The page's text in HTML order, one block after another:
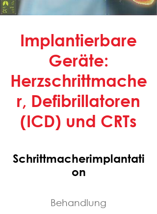
Implantierbare
Geräte:
Herzschrittmache
r, Defibrillatoren
(ICD) und CRTs
Schrittmacherimplantati
on
Behandlung